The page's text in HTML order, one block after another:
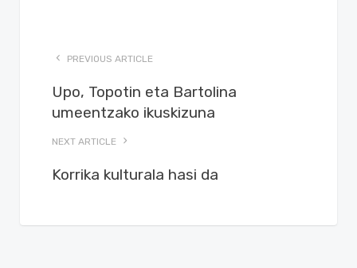
PREVIOUS ARTICLE
Upo, Topotin eta Bartolina
umeentzako ikuskizuna
NEXT ARTICLE
Korrika kulturala hasi da